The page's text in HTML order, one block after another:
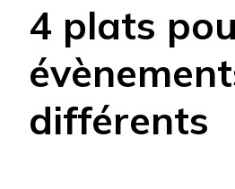
4 plats
différents